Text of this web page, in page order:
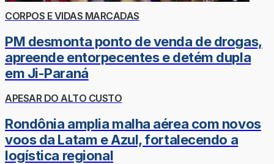
CORPOS E VIDAS MARCADAS
PM desmonta ponto de venda de drogas,
apreende entorpecentes e detém dupla
em Ji-Paraná
APESAR DO ALTO CUSTO
Rondônia amplia malha aérea com novos
voos da Latam e Azul, fortalecendo a
logística regional